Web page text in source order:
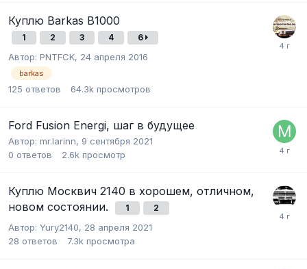
Куплю Barkas B1000
1 2 3 4 6
Автор: PNTFCK, 24 апреля 2016
barkas
125 ответов 64.3k просмотров
Ford Fusion Energi, шаг в будущее
Автор: mr.larinn, 9 сентября 2021
0 ответов 2.6k просмотр
Куплю Москвич 2140 в хорошем, отличном,
новом состоянии.
1 2
Автор: Yury2140, 28 апреля 2021
28 ответов 7.3k просмотра